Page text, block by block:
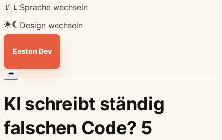
🇩🇪Sprache wechseln
Design wechseln
Easton Dev
KI schreibt ständig
falschen Code? 5